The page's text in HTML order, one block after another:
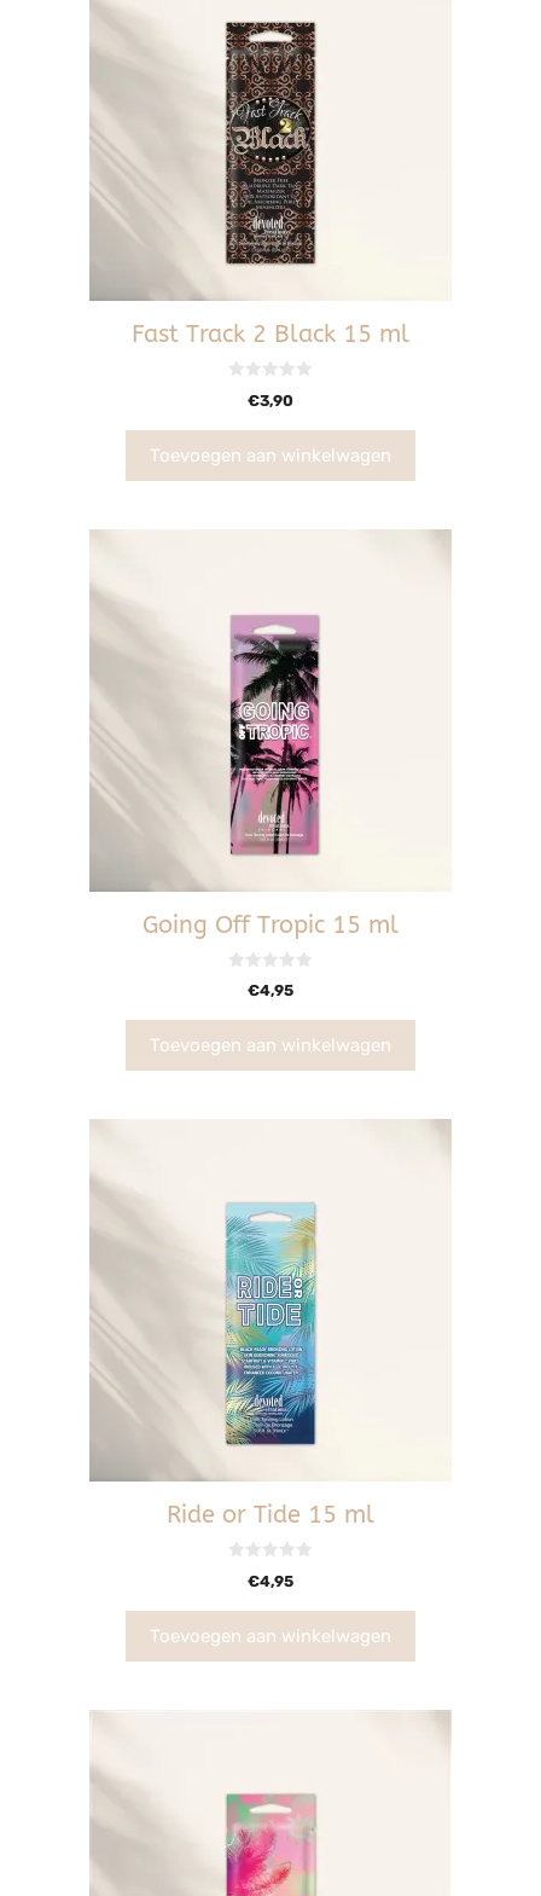
Fast Track 2 Black 15 ml
n
5
€3,90
Toevoegen aan winkelwagen
Going Off Tropic 15 ml
n
5
€4,95
Toevoegen aan winkelwagen
Ride or Tide 15 ml
n
5
€4,95
Toevoegen aan winkelwagen